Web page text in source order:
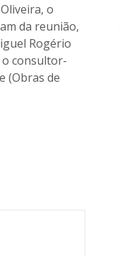
o
da reunião,
Rogério
o consultor-
(Obras de